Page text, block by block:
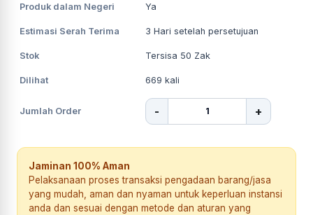
Produk dalam Negeri Ya
Estimasi Serah Terima 3 Hari setelah persetujuan
Stok Tersisa 50 Zak
Dilihat 669 kali
Jumlah Order - +
Jaminan 100% Aman
Pelaksanaan proses transaksi pengadaan barang/jasa
yang mudah, aman dan nyaman untuk keperluan instansi
anda dan sesuai dengan metode dan aturan yang